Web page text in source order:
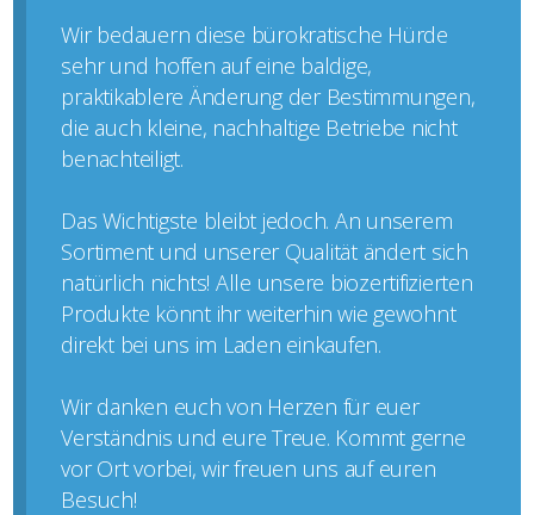
Wir bedauern diese bürokratische Hürde
sehr und hoffen auf eine baldige,
praktikablere Änderung der Bestimmungen,
die auch kleine, nachhaltige Betriebe nicht
benachteiligt.
Das Wichtigste bleibt jedoch. An unserem
Sortiment und unserer Qualität ändert sich
natürlich nichts! Alle unsere biozertifizierten
Produkte könnt ihr weiterhin wie gewohnt
direkt bei uns im Laden einkaufen.
Wir danken euch von Herzen für euer
Verständnis und eure Treue. Kommt gerne
vor Ort vorbei, wir freuen uns auf euren
Besuch!